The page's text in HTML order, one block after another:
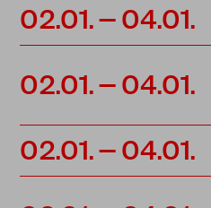
02.01. – 04.01.
02.01. – 04.01.
02.01. – 04.01.